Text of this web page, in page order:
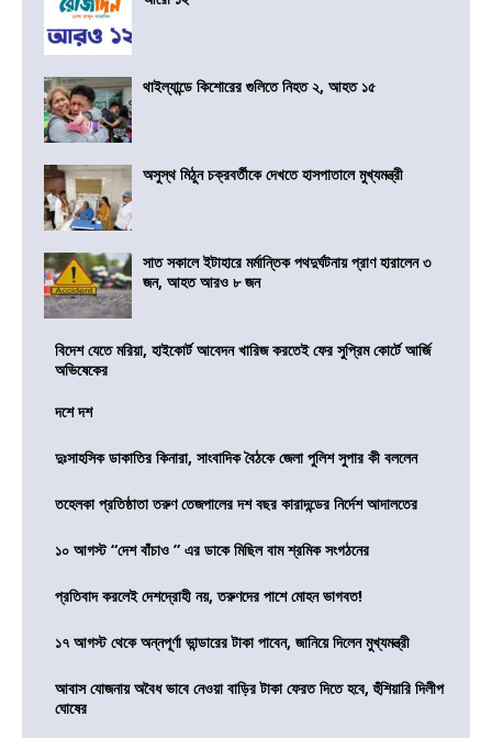
থাইল্যান্ডে কিশোরের গুলিতে নিহত ২, আহত ১৫
অসুস্থ মিঠুন চক্রবর্তীকে দেখতে হাসপাতালে মুখ্যমন্ত্রী
সাত সকালে ইটাহারে মর্মান্তিক পথদুর্ঘটনায় প্রাণ হারালেন ৩
জন, আহত আরও ৮ জন
বিদেশ যেতে মরিয়া, হাইকোর্ট আবেদন খারিজ করতেই ফের সুপ্রিম কোর্টে আর্জি
অভিষেকের
দশে দশ
দুঃসাহসিক ডাকাতির কিনারা, সাংবাদিক বৈঠকে জেলা পুলিশ সুপার কী বললেন
তহেলকা প্রতিষ্ঠাতা তরুণ তেজপালের দশ বছর কারাদন্ডের নির্দেশ আদালতের
১০ আগস্ট “দেশ বাঁচাও ” এর ডাকে মিছিল বাম শ্রমিক সংগঠনের
প্রতিবাদ করলেই দেশদ্রোহী নয়, তরুণদের পাশে মোহন ভাগবত!
১৭ আগস্ট থেকে অন্নপূর্ণা ভান্ডারের টাকা পাবেন, জানিয়ে দিলেন মুখ্যমন্ত্রী
আবাস যোজনায় অবৈধ ভাবে নেওয়া বাড়ির টাকা ফেরত দিতে হবে, হুঁশিয়ারি দিলীপ
ঘোষের